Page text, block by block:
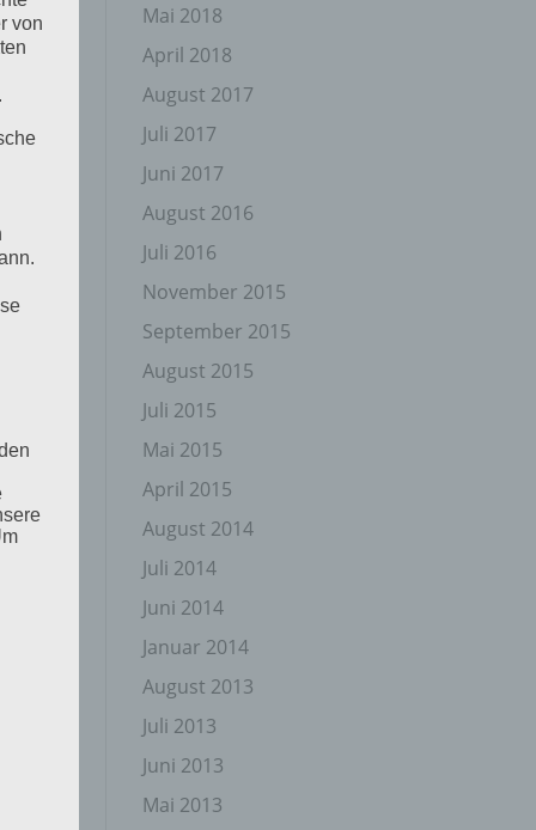
Mai 2018
April 2018
August 2017
Juli 2017
Juni 2017
August 2016
Juli 2016
November 2015
September 2015
August 2015
Juli 2015
Mai 2015
April 2015
August 2014
Juli 2014
Juni 2014
Januar 2014
August 2013
Juli 2013
Juni 2013
Mai 2013
von